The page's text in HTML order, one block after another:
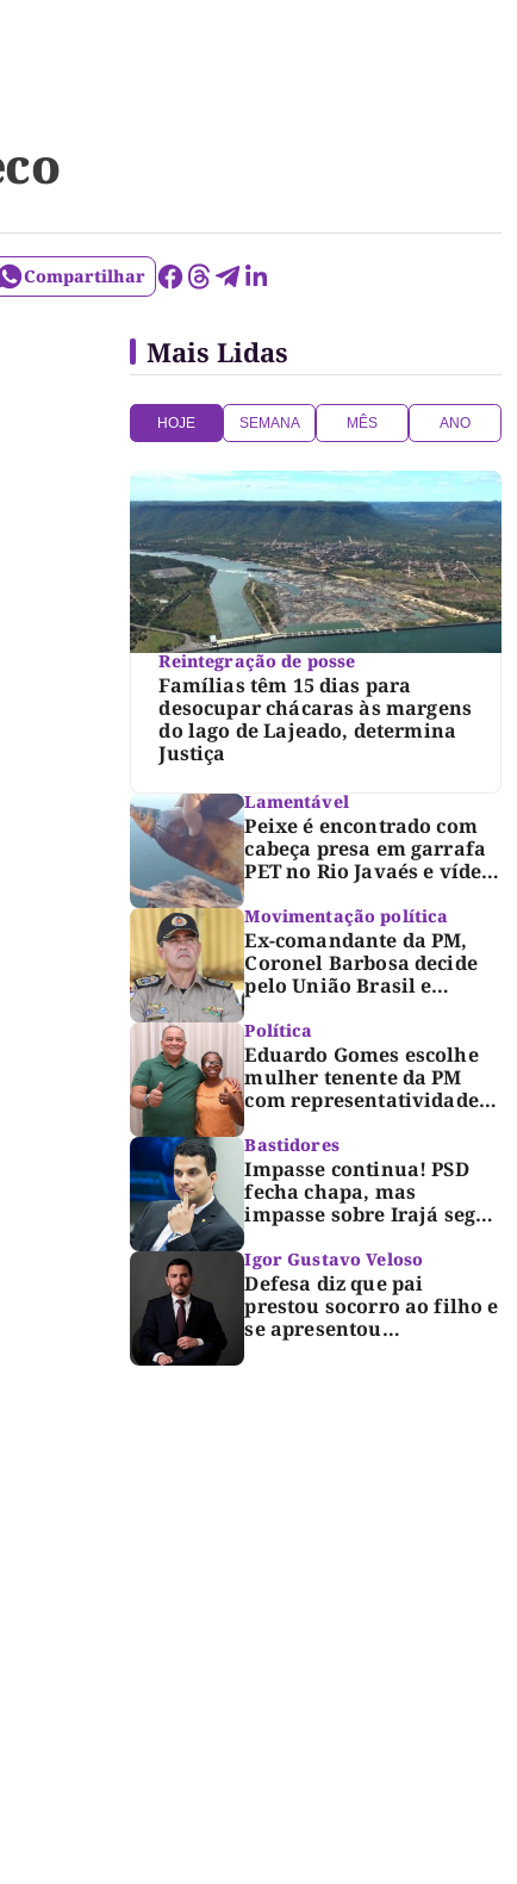
Compartilhar
Mais Lidas
HOJE SEMANA MÊS ANO
Reintegração de posse
Famílias têm 15 dias para
desocupar chácaras às margens
do lago de Lajeado, determina
Justiça
Lamentável
Peixe é encontrado com
cabeça presa em garrafa
PET no Rio Javaés e vídeo
lixo nos rios
Movimentação política
Ex-comandante da PM,
Coronel Barbosa decide
pelo União Brasil e
Dorinha
Política
Eduardo Gomes escolhe
mulher tenente da PM
com representatividade e
para compor segunda
suplência ao Senado
Bastidores
Impasse continua! PSD
fecha chapa, mas
impasse sobre Irajá segue
TRE; Laurez diz que nome
dele não foi homologado
Igor Gustavo Veloso
Defesa diz que pai
prestou socorro ao filho e
se apresentou